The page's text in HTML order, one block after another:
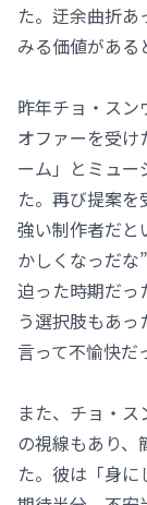
た。迂余曲折
みる価値がある
昨年チョ・スン
オファーを受け
ーム」とミュー
た。再び提案
強い制作者だと
かしくなっだな
迫った時期だっ
う選択肢もあ
言って不愉快だ
また、チョ・
の視線もあり、
た。彼は「身に